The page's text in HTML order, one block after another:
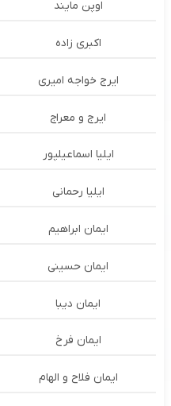
اوپن مایند
اکبری زاده
ایرج خواجه امیری
ایرج و معراج
ایلیا اسماعیلپور
ایلیا رحمانی
ایمان ابراهیم
ایمان حسینی
ایمان دیبا
ایمان فرخ
ایمان فلاح و الهام